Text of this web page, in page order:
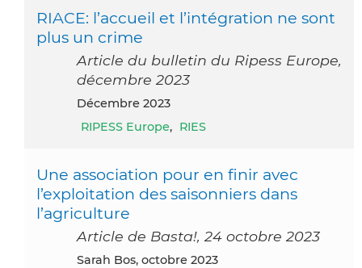
RIACE: l’accueil et l’intégration ne sont
plus un crime
Article du bulletin du Ripess Europe,
décembre 2023
décembre 2023
RIPESS Europe, RIES
Une association pour en finir avec
l’exploitation des saisonniers dans
l’agriculture
Article de Basta!, 24 octobre 2023
Sarah Bos, octobre 2023